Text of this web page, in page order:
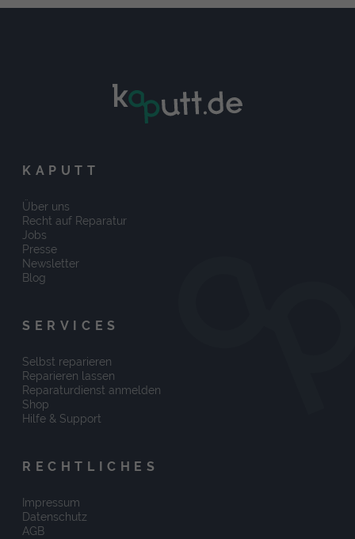
KAPUTT
Über uns
Recht auf Reparatur
Jobs
Presse
Newsletter
Blog
SERVICES
Selbst reparieren
Reparieren lassen
Reparaturdienst anmelden
Shop
Hilfe & Support
RECHTLICHES
Impressum
Datenschutz
AGB